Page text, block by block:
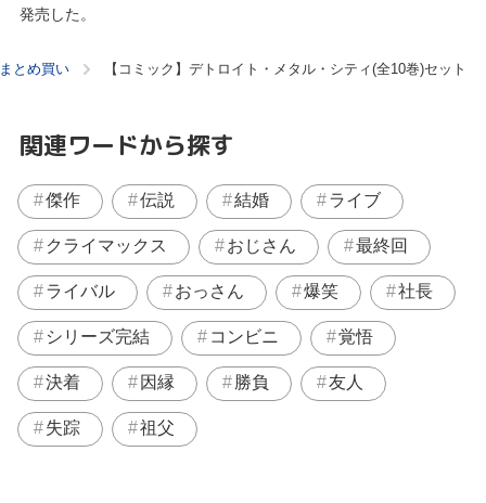
発売した。
とめ買い 【コミック】デトロイト・メタル・シティ(全10巻)セット
関連ワードから探す
傑作 伝説 結婚 ライブ
クライマックス おじさん 最終回
ライバル おっさん 爆笑 社長
シリーズ完結 コンビニ 覚悟
決着 因縁 勝負 友人
失踪 祖父